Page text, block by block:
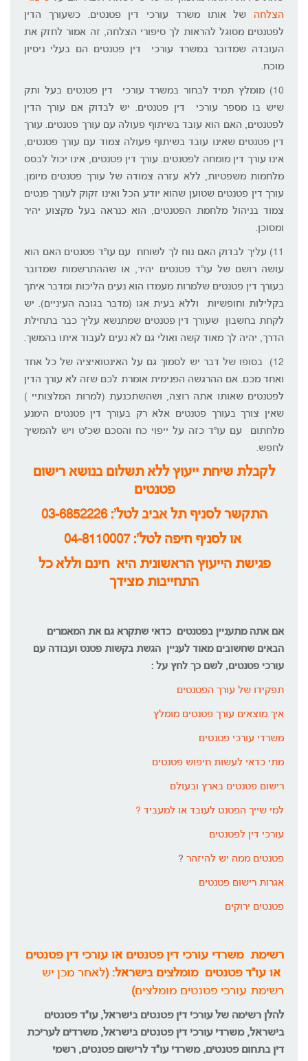
הצלחה של אותו משרד עורכי דין פטנטים. כשעורך הדין
לפטנטים מסוגל להראות לך סיפורי הצלחה, זה אמור לחזק את
העובדה שמדובר במשרד עורכי דין פטנטים הם בעלי ניסיון
מוכח.
10) מומלץ תמיד לבחור במשרד עורכי דין פטנטים בעל ותק
שיש בו מספר עורכי דין פטנטים. יש לבדוק אם עורך הדין
לפטנטים, האם הוא עובד בשיתוף פעולה עם עורך פטנטים. עורך
דין פטנטים שאינו עובד בשיתוף פעולה צמוד עם עורך פטנטים,
אינו עורך דין מומחה לפטנטים. עורך דין פטנטים, אינו יכול לבסס
מלחמות משפטיות, ללא עזרה צמודה של עורך פטנטים מיומן.
עורך דין פטנטים שטוען שהוא יודע הכל ואינו זקוק לעורך פנטים
צמוד בניהול מלחמת הפטנטים, הוא כנראה בעל מקצוע יהיר
ומסוכן.
11) עליך לבדוק האם נוח לך לשוחח עם עו"ד פטנטים האם הוא
עושה רושם של עו"ד פטנטים יהיר, או שההתרשמות שמדובר
בעורך דין פטנטים שלמרות מעמדו הוא נעים הליכות ומדבר איתך
בקלילות וחופשיות וללא בעית אגו (מדבר בגובה העיניים). יש
לקחת בחשבון שעורך דין פטנטים שמתנשא עליך כבר בתחילת
הדרך, יהיה לך מאוד קשה ואולי גם לא נעים לעבוד איתו בהמשך.
12) בסופו של דבר יש לסמוך גם על האינטואיציה של כל אחד
ואחד מכם. אם ההרגשה הפנימית אומרת לכם שזה לא עורך הדין
לפטנטים שאותו אתה רוצה, ושהשתכנעת (למרות המלצותיי )
שאין צורך בעורך פטנטים אלא רק בעורך דין פטנטים הימנע
מלחתום עם עו"ד כזה על ייפוי כח והסכם שכ"ט ויש להמשיך
לחפש.
לקבלת שיחת ייעוץ ללא תשלום בנושא רישום
פטנטים
התקשר לסניף תל אביב לטל': 03-6852226
או לסניף חיפה לטל':04-8110007
פגישת הייעוץ הראשונית היא חינם וללא כל
התחייבות מצידך
אם אתה מתעניין בפטנטים כדאי שתקרא גם את המאמרים
הבאים שחשובים מאוד לעניין הגשת בקשות פטנט ועבודה עם
עורכי פטנטים, לשם כך לחץ על :
תפקידו של עורך הפטנטים
איך מוצאים עורך פטנטים מומלץ
משרדי עורכי פטנטים
מתי כדאי לעשות חיפוש פטנטים
רישום פטנטים בארץ ובעולם
למי שייך הפטנט לעובד או למעביד ?
עורכי דין לפטנטים
פטנטים ממה יש להיזהר ?
אגרות רישום פטנטים
פטנטים ירוקים
רשימת משרדי עורכי דין פטנטים או עורכי דין פטנטים
או עו"ד פטנטים מומלצים בישראל: (לאחר מכן יש
רשימת עורכי פטנטים מומלצים)
להלן רשימה של עורכי דין פטנטים בישראל, עו"ד פטנטים
בישראל, משרדי עורכי דין פטנטים בישראל, משרדים לעריכת
דין בתחום פטנטים, משרדי עו"ד לרישום פטנטים, רשמי